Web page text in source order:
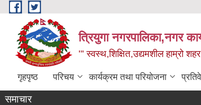
Skip to main content
त्रियुगा नगरपालिका,नगर
'" स्वस्थ,शिक्षित,उद्यमशील हाम्रो
गृहपृष्ठ परिचय कार्यक्रम तथा परियोजना
समाचार